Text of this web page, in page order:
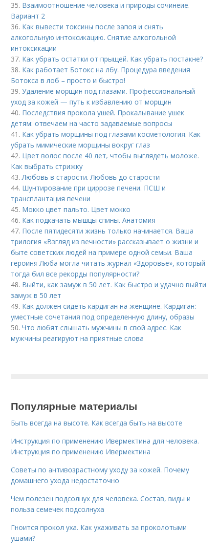
35. Взаимоотношение человека и природы сочинеие.
Вариант 2
36. Как вывести токсины после запоя и снять
алкогольную интоксикацию. Снятие алкогольной
интоксикации
37. Как убрать остатки от прыщей. Как убрать постакне?
38. Как работает Ботокс на лбу. Процедура введения
Ботокса в лоб – просто и быстро!
39.Удаление морщин под глазами. Профессиональный
уход за кожей — путь к избавлению от морщин
40. Последствия прокола ушей. Прокалывание ушек
детям: отвечаем на часто задаваемые вопросы
41. Как убрать морщины под глазами косметология. Как
убрать мимические морщины вокруг глаз
42. Цвет волос после 40 лет, чтобы выглядеть моложе.
Как выбрать стрижку
43.Любовь в старости. Любовь до старости
44. Шунтирование при циррозе печени. ПСШ и
трансплантация печени
45. Мокко цвет пальто. Цвет мокко
46. Как подкачать мышцы спины. Анатомия
47. После пятидесяти жизнь только начинается. Ваша
трилогия «Взгляд из вечности» рассказывает о жизни и
быте советских людей на примере одной семьи. Ваша
героиня Люба могла читать журнал «Здоровье», который
тогда бил все рекорды популярности?
48. Выйти, как замуж в 50 лет. Как быстро и удачно выйти
замуж в 50 лет
49. Как должен сидеть кардиган на женщине. Кардиган:
уместные сочетания под определенную длину, образы
50.Что любят слышать мужчины в свой адрес. Как
мужчины реагируют на приятные слова
Популярные материалы
Быть всегда на высоте. Как всегда быть на высоте
Инструкция по применению Ивермектина для человека.
Инструкция по применению Ивермектина
Советы по антивозрастному уходу за кожей. Почему
домашнего ухода недостаточно
Чем полезен подсолнух для человека. Состав, виды и
польза семечек подсолнуха
Гноится прокол уха. Как ухаживать за проколотыми
ушами?